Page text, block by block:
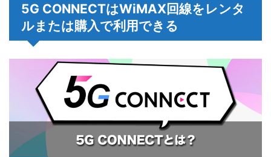
5G CONNECTはWiMAX回線をレンタ
ルまたは購入で利用できる